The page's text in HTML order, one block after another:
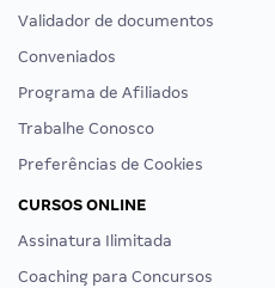
Validador de documentos
Conveniados
Programa de Afiliados
Trabalhe Conosco
Preferências de Cookies
CURSOS ONLINE
Assinatura Ilimitada
Coaching para Concursos